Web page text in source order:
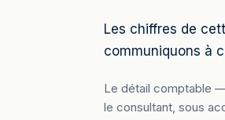
Les chiffres de
communiquons à
Le détail comptable
le consultant, sous